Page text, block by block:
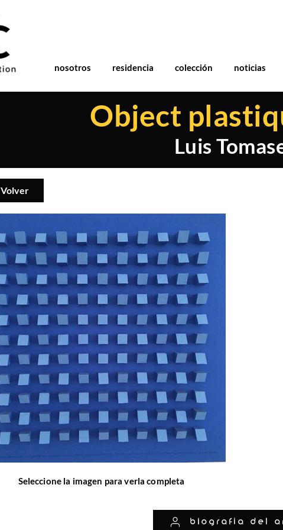
nosotros residencia colección noticias
Object
Luis
Volver
Seleccione la imagen para verla completa
biografía del